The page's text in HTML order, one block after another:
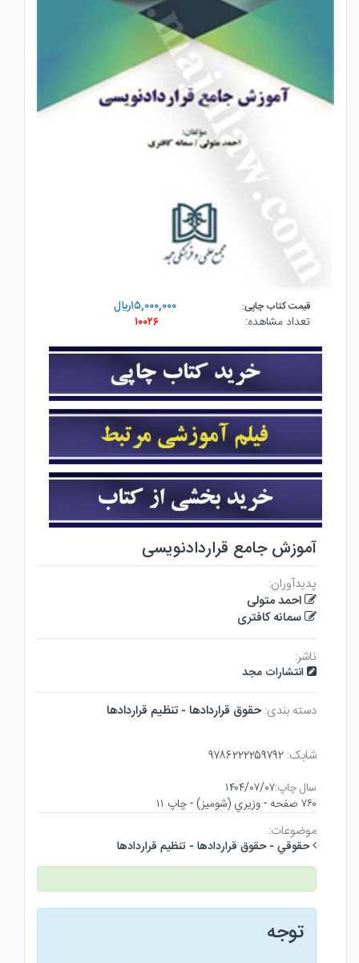
قیمت کتاب چاپی:
۱۵,۰۰۰,۰۰۰ريال
تعداد مشاهده:
۱۰۰۲۶
آموزش جامع قراردادنویسی
پدیدآوران:
احمد متولی
سمانه کافتری
ناشر:
انتشارات مجد
دسته بندی: حقوق قراردادها - تنظيم قراردادها
شابک: ۹۷۸۶۲۲۲۲۵۹۷۹۲
سال چاپ:۱۴۰۴/۰۷/۰۷
۷۶۰ صفحه - وزيري (شوميز) - چاپ ۱۱
موضوعات:
حقوقي - حقوق قراردادها - تنظيم قراردادها
توجه